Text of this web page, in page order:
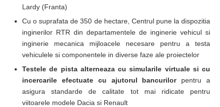
Lardy (Franta)
Cu o suprafata de 350 de hectare, Centrul pune la dispozitia
inginerilor RTR din departamentele de inginerie vehicul si
inginerie mecanica mijloacele necesare pentru a testa
vehiculele si componentele in diverse faze ale proiectelor
Testele de pista alterneaza cu simularile virtuale si cu
incercarile efectuate cu ajutorul bancurilorpentru a
asigura standarde de calitate tot mai ridicate pentru
viitoarele modele Dacia si Renault